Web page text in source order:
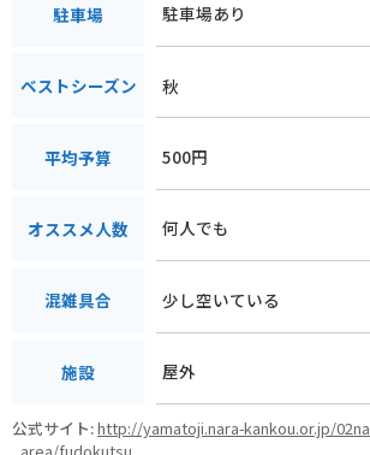
駐車場 駐車場あり
ベストシーズン 秋
平均予算 500円
オススメ人数 何人でも
混雑具合 少し空いている
施設 屋外
公式サイト:http://yamatoji.nara-kankou.or.jp/